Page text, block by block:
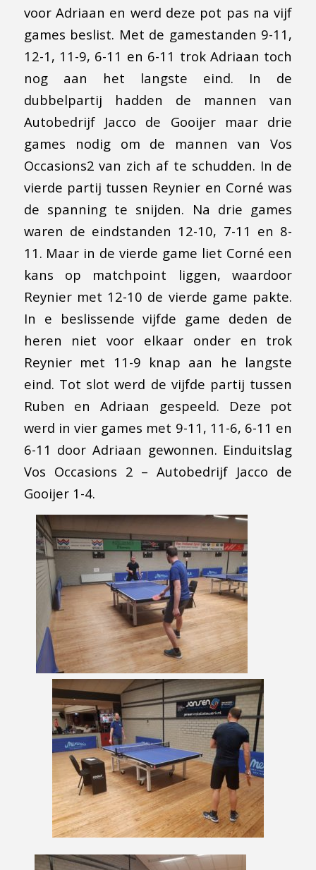
voor Adriaan en werd deze pot pas na vijf
games beslist. Met de gamestanden 9-11,
12-1, 11-9, 6-11 en 6-11 trok Adriaan toch
nog aan het langste eind. In de
dubbelpartij hadden de mannen van
Autobedrijf Jacco de Gooijer maar drie
games nodig om de mannen van Vos
Occasions2 van zich af te schudden. In de
vierde partij tussen Reynier en Corné was
de spanning te snijden. Na drie games
waren de eindstanden 12-10, 7-11 en 8-
11. Maar in de vierde game liet Corné een
kans op matchpoint liggen, waardoor
Reynier met 12-10 de vierde game pakte.
In e beslissende vijfde game deden de
heren niet voor elkaar onder en trok
Reynier met 11-9 knap aan he langste
eind. Tot slot werd de vijfde partij tussen
Ruben en Adriaan gespeeld. Deze pot
werd in vier games met 9-11, 11-6, 6-11 en
6-11 door Adriaan gewonnen. Einduitslag
Vos Occasions 2 – Autobedrijf Jacco de
Gooijer 1-4.